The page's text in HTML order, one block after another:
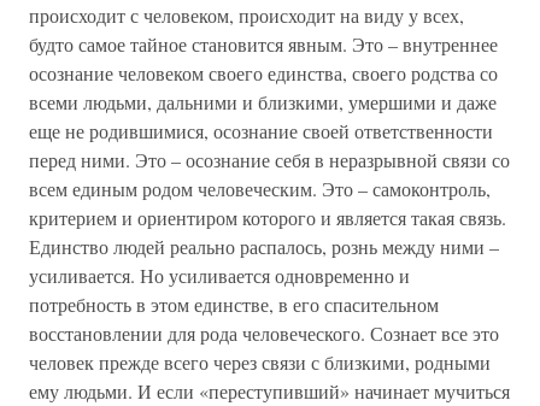
происходит с человеком, происходит на виду у всех,
будто самое тайное становится явным. Это – внутреннее
осознание человеком своего единства, своего родства со
всеми людьми, дальними и близкими, умершими и даже
еще не родившимися, осознание своей ответственности
перед ними. Это – осознание себя в неразрывной связи со
всем единым родом человеческим. Это – самоконтроль,
критерием и ориентиром которого и является такая связь.
Единство людей реально распалось, рознь между ними –
усиливается. Но усиливается одновременно и
потребность в этом единстве, в его спасительном
восстановлении для рода человеческого. Сознает все это
человек прежде всего через связи с близкими, родными
ему людьми. И если «переступивший» начинает мучиться